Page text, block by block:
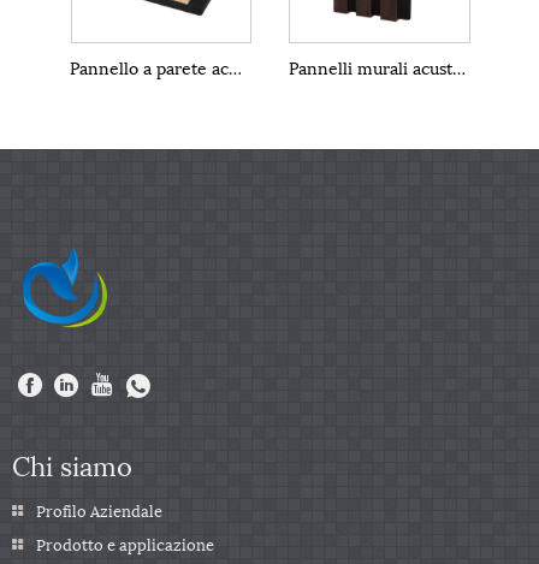
Pannello a parete acustico impermeabile Pannelli murali acustici marroni
Chi siamo
Profilo Aziendale
Prodotto e applicazione